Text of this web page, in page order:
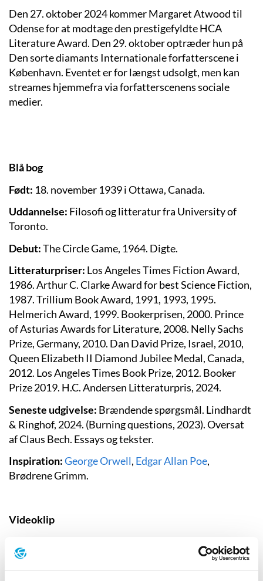
Den 27. oktober 2024 kommer Margaret Atwood til
Odense for at modtage den prestigefyldte HCA
Literature Award. Den 29. oktober optræder hun på
Den sorte diamants Internationale forfatterscene i
København. Eventet er for længst udsolgt, men kan
streames hjemmefra via forfatterscenens sociale
medier.
Blå bog
Født: 18. november 1939 i Ottawa, Canada.
Uddannelse: Filosofi og litteratur fra University of
Toronto.
Debut:The Circle Game, 1964. Digte.
Litteraturpriser: Los Angeles Times Fiction Award,
1986. Arthur C. Clarke Award for best Science Fiction,
1987. Trillium Book Award, 1991, 1993, 1995.
Helmerich Award, 1999. Bookerprisen, 2000. Prince
of Asturias Awards for Literature, 2008. Nelly Sachs
Prize, Germany, 2010. Dan David Prize, Israel, 2010,
Queen Elizabeth II Diamond Jubilee Medal, Canada,
2012. Los Angeles Times Book Prize, 2012. Booker
Prize 2019. H.C. Andersen Litteraturpris, 2024.
Seneste udgivelse: Brændende spørgsmål. Lindhardt
& Ringhof, 2024. (Burning questions, 2023). Oversat
af Claus Bech. Essays og tekster.
Inspiration:George Orwell, Edgar Allan Poe,
Brødrene Grimm.
Videoklip
revisioner af Roald Dahl. BBC News, 2023. (Engelsk,
8:23)